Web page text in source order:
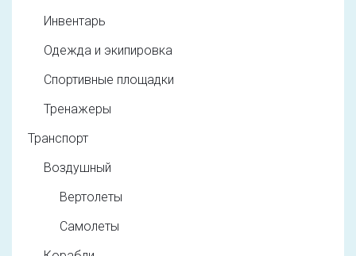
Инвентарь
Одежда и экипировка
Спортивные площадки
Тренажеры
Транспорт
Воздушный
Вертолеты
Самолеты